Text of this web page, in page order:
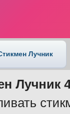
Лучник
Лучник